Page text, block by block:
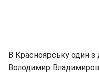
В Красноярську один з
Володимир